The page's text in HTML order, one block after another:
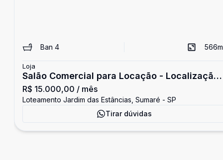
Ban 4 566
Loja
Salão Comercial para Locação - Localização
Estraté
R$ 15.000,00 / mês
Loteamento Jardim das Estâncias, Sumaré - SP
Tirar dúvidas